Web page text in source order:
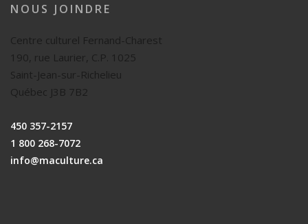
NOUS JOINDRE
Centre culturel Fernand-Charest
190, rue Laurier, C.P. 1025
Saint-Jean-sur-Richelieu
Québec J3B 7B2
450 357-2157
1 800 268-7072
info@maculture.ca